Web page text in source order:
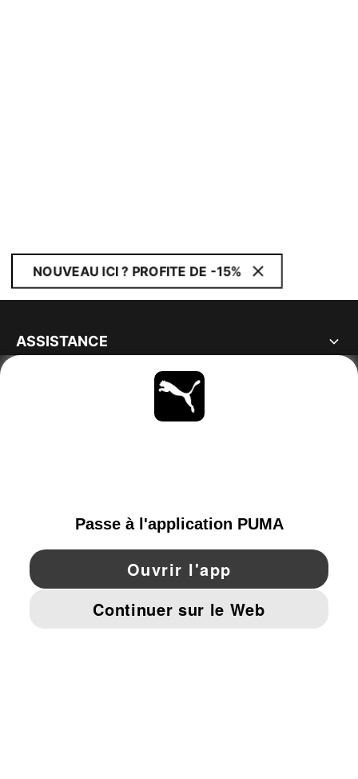
NOUVEAU ICI ? PROFITE DE -15%
ASSISTANCE
YouTube Twitter Pinterest
MENTIONS ET DONNÉES LÉGALES